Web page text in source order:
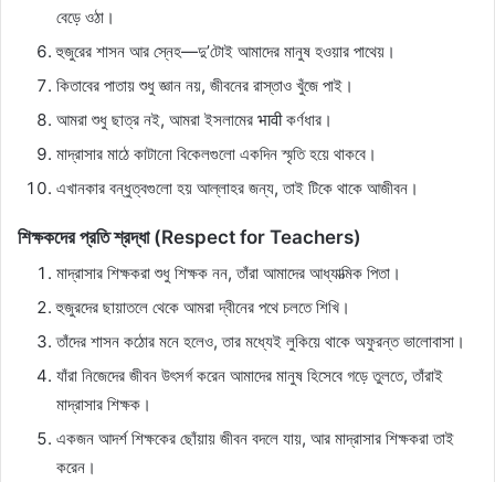
বেড়ে ওঠা।
হুজুরের শাসন আর স্নেহ—দু’টোই আমাদের মানুষ হওয়ার পাথেয়।
কিতাবের পাতায় শুধু জ্ঞান নয়, জীবনের রাস্তাও খুঁজে পাই।
আমরা শুধু ছাত্র নই, আমরা ইসলামের भावी কর্ণধার।
মাদ্রাসার মাঠে কাটানো বিকেলগুলো একদিন স্মৃতি হয়ে থাকবে।
এখানকার বন্ধুত্বগুলো হয় আল্লাহর জন্য, তাই টিকে থাকে আজীবন।
শিক্ষকদের প্রতি শ্রদ্ধা (Respect for Teachers)
মাদ্রাসার শিক্ষকরা শুধু শিক্ষক নন, তাঁরা আমাদের আধ্যাত্মিক পিতা।
হুজুরদের ছায়াতলে থেকে আমরা দ্বীনের পথে চলতে শিখি।
তাঁদের শাসন কঠোর মনে হলেও, তার মধ্যেই লুকিয়ে থাকে অফুরন্ত ভালোবাসা।
যাঁরা নিজেদের জীবন উৎসর্গ করেন আমাদের মানুষ হিসেবে গড়ে তুলতে, তাঁরাই
মাদ্রাসার শিক্ষক।
একজন আদর্শ শিক্ষকের ছোঁয়ায় জীবন বদলে যায়, আর মাদ্রাসার শিক্ষকরা তাই
করেন।